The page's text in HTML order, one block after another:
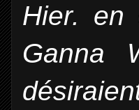
Hier. en
Ganna